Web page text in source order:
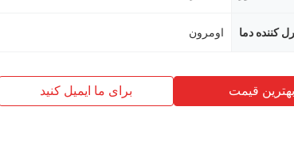
کننده دما اومرون
بهترین قیمت برای ما ایمیل کنید